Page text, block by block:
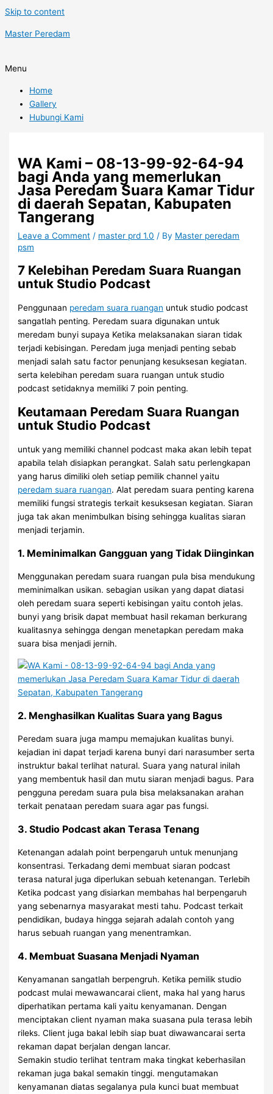
Skip to content
Master Peredam
Menu
Home
Gallery
Hubungi Kami
WA Kami – 08-13-99-92-64-94
bagi Anda yang memerlukan
Jasa Peredam Suara Kamar Tidur
di daerah Sepatan, Kabupaten
Tangerang
Leave a Comment / master prd 1.0 / By Master peredam
psm
7 Kelebihan Peredam Suara Ruangan
untuk Studio Podcast
Penggunaan peredam suara ruangan untuk studio podcast
sangatlah penting. Peredam suara digunakan untuk
meredam bunyi supaya Ketika melaksanakan siaran tidak
terjadi kebisingan. Peredam juga menjadi penting sebab
menjadi salah satu factor penunjang kesuksesan kegiatan.
serta kelebihan peredam suara ruangan untuk studio
podcast setidaknya memiliki 7 poin penting.
Keutamaan Peredam Suara Ruangan
untuk Studio Podcast
untuk yang memiliki channel podcast maka akan lebih tepat
apabila telah disiapkan perangkat. Salah satu perlengkapan
yang harus dimiliki oleh setiap pemilik channel yaitu
peredam suara ruangan. Alat peredam suara penting karena
memiliki fungsi strategis terkait kesuksesan kegiatan. Siaran
juga tak akan menimbulkan bising sehingga kualitas siaran
menjadi terjamin.
1. Meminimalkan Gangguan yang Tidak Diinginkan
Menggunakan peredam suara ruangan pula bisa mendukung
meminimalkan usikan. sebagian usikan yang dapat diatasi
oleh peredam suara seperti kebisingan yaitu contoh jelas.
bunyi yang brisik dapat membuat hasil rekaman berkurang
kualitasnya sehingga dengan menetapkan peredam maka
suara bisa menjadi jernih.
2. Menghasilkan Kualitas Suara yang Bagus
Peredam suara juga mampu memajukan kualitas bunyi.
kejadian ini dapat terjadi karena bunyi dari narasumber serta
instruktur bakal terlihat natural. Suara yang natural inilah
yang membentuk hasil dan mutu siaran menjadi bagus. Para
pengguna peredam suara pula bisa melaksanakan arahan
terkait penataan peredam suara agar pas fungsi.
3. Studio Podcast akan Terasa Tenang
Ketenangan adalah point berpengaruh untuk menunjang
konsentrasi. Terkadang demi membuat siaran podcast
terasa natural juga diperlukan sebuah ketenangan. Terlebih
Ketika podcast yang disiarkan membahas hal berpengaruh
yang sebenarnya masyarakat mesti tahu. Podcast terkait
pendidikan, budaya hingga sejarah adalah contoh yang
harus sebuah ruangan yang menentramkan.
4. Membuat Suasana Menjadi Nyaman
Kenyamanan sangatlah berpengruh. Ketika pemilik studio
podcast mulai mewawancarai client, maka hal yang harus
diperhatikan pertama kali yaitu kenyamanan. Dengan
menciptakan client nyaman maka suasana pula terasa lebih
rileks. Client juga bakal lebih siap buat diwawancarai serta
rekaman dapat berjalan dengan lancar.
Semakin studio terlihat tentram maka tingkat keberhasilan
rekaman juga bakal semakin tinggi. mengutamakan
kenyamanan diatas segalanya pula kunci buat membuat